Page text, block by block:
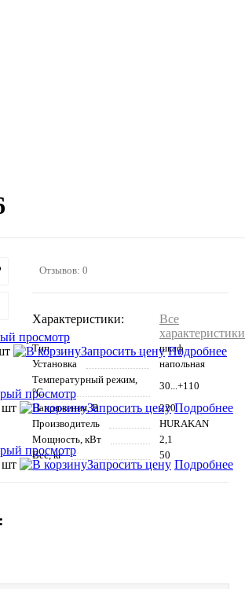
просмотр
Запросить цену Подробнее
просмотр
шт Запросить цену Подробнее
просмотр
шт Запросить цену Подробнее
Отзывов: 0
Характеристики:
Все
характеристики
Тип
шкаф
Установка
напольная
Температурный режим,
°C
30...+110
Напряжения, В
220
Производитель
HURAKAN
Мощность, кВт
2,1
Вес, кг
50